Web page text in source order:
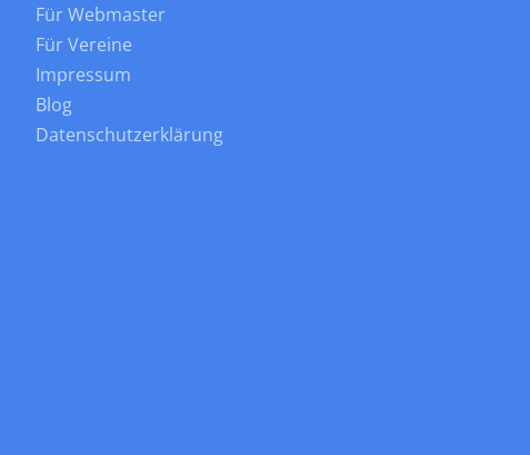
Für Webmaster
Für Vereine
Impressum
Blog
Datenschutzerklärung